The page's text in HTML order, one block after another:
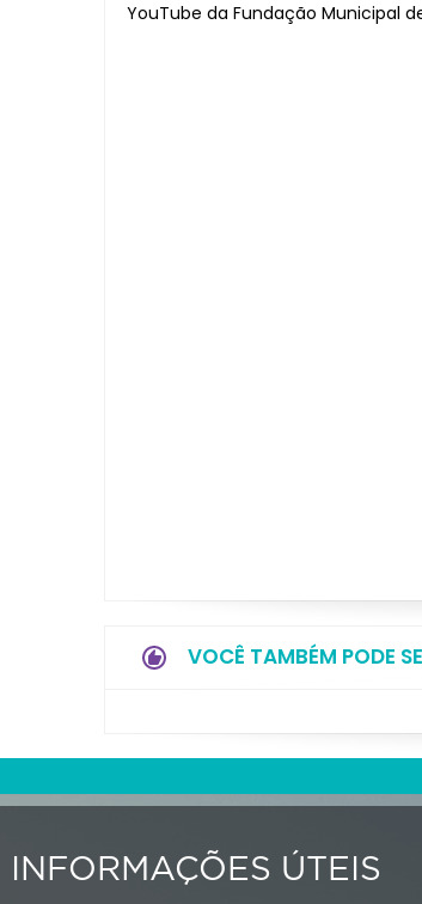
YouTube da Fundação Municipal
VOCÊ TAMBÉM PODE
INFORMAÇÕES ÚTEIS